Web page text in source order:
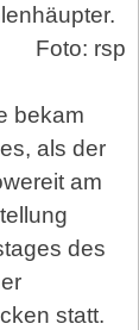
Foto: rsp
bekam
als der
am
des
statt.